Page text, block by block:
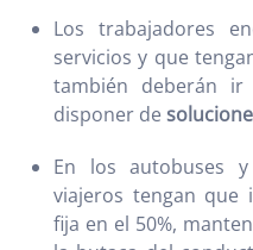
Los trabajadores
servicios y que
también deberán
disponer de
En los autobuses
viajeros tengan que
fija en el 50%,